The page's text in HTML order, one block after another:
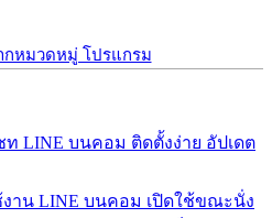
กหมวดหมู่ โปรแกรม
ท LINE บนคอม ติดตั้งง่าย อัปเดต
งาน LINE บนคอม เปิดใช้ขณะนั่ง